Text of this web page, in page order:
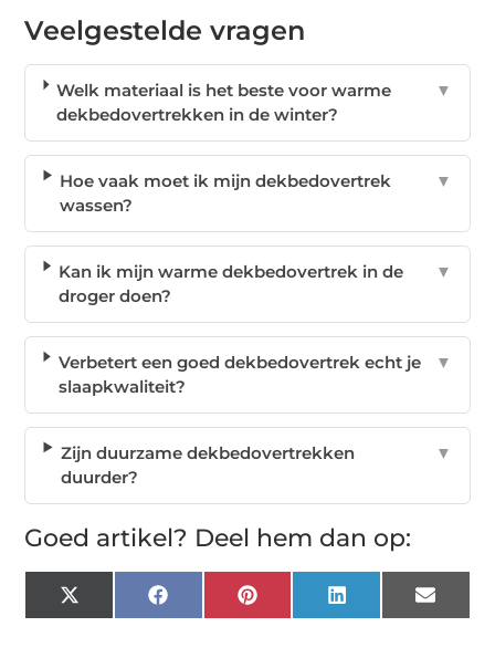
Veelgestelde vragen
Welk materiaal is het beste voor warme
dekbedovertrekken in de winter?
▼
Hoe vaak moet ik mijn dekbedovertrek
wassen?
▼
Kan ik mijn warme dekbedovertrek in de
droger doen?
▼
Verbetert een goed dekbedovertrek echt je
slaapkwaliteit?
▼
Zijn duurzame dekbedovertrekken
duurder?
▼
Goed artikel? Deel hem dan op:
X
(Twitter)
FacebookPinterest LinkedIn Email